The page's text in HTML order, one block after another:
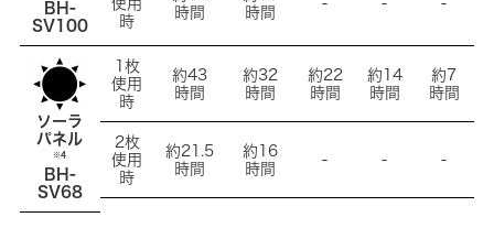
BH-
SV100
時
時間
時間
ソーラ
パネル
※4
BH-
SV68
1枚
使用
時
約43
時間
約32
時間
約22
時間
約14
時間
約7
時間
2枚
使用
時
約21.5
時間
約16
時間
- - -